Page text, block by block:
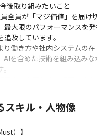
後取り組みたいこと
全員が「マジ価値」を届け
最大限のパフォーマンスを
及しています。
り働き方や社内システムの
AIを含めた技術を組み込み
れずあらゆる手段をとってい
改善から、大きな改善を産み
さのチャレンジを今までに
スキル・人物像
）】